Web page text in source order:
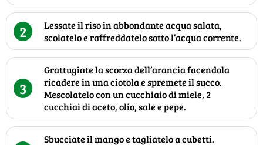
2
Lessate il riso in abbondante acqua salata,
scolatelo e raffreddatelo sotto l’acqua corrente.
3
Grattugiate la scorza dell’arancia facendola
ricadere in una ciotola e spremete il succo.
Mescolatelo con un cucchiaio di miele, 2
cucchiai di aceto, olio, sale e pepe.
Sbucciate il mango e tagliatelo a cubetti.